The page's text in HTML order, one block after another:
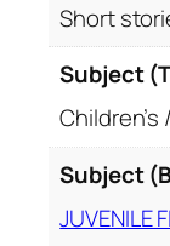
Short
Subject
Subject
JUVENILE